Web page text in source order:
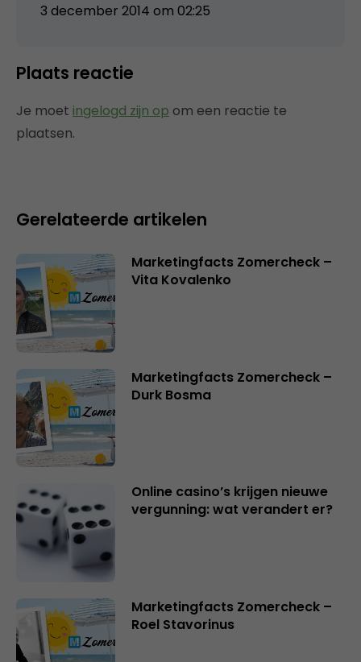
3 december 2014 om 02:25
Plaats reactie
Je moet ingelogd zijn op om een reactie te
plaatsen.
Gerelateerde artikelen
Marketingfacts Zomercheck –
Vita Kovalenko
Marketingfacts Zomercheck –
Durk Bosma
Online casino’s krijgen nieuwe
vergunning: wat verandert er?
Marketingfacts Zomercheck –
Roel Stavorinus